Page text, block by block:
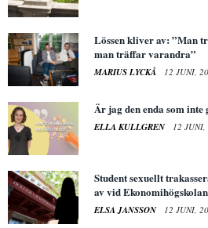
Lössen kliver av: ”Man
man träffar varandra”
MARIUS LYCKÅ 12 JUNI,
Är jag den enda som
ELLA KULLGREN 12
Student sexuellt
av vid Ekonomihögskolan
ELSA JANSSON 12 JUNI,